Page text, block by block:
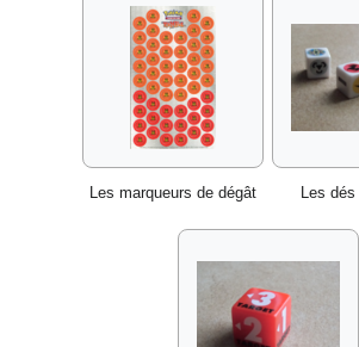
Les marqueurs de dégât Les